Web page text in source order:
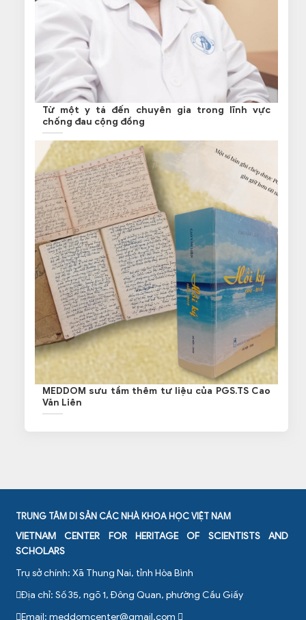
Từ một y tá đến chuyên gia trong lĩnh vực
chống đau cộng đồng
MEDDOM sưu tầm thêm tư liệu của PGS.TS Cao
Văn Liên
TRUNG TÂM DI SẢN CÁC NHÀ KHOA HỌC VIỆT NAM
VIETNAM CENTER FOR HERITAGE OF SCIENTISTS AND
SCHOLARS
Trụ sở chính: Xã Thung Nai, tỉnh Hòa Bình
Địa chỉ: Số 35, ngõ 1, Đông Quan, phường Cầu Giấy
Email: meddomcenter@gmail.com